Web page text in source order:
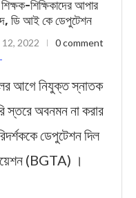
শিক্ষিকাদের আপার
ডি আই কে ডেপুটেশন
2022 0 comment
আগে নিযুক্ত স্নাতক
স্তরে অবনমন না করার
ডেপুটেশন দিল
(BGTA) ।